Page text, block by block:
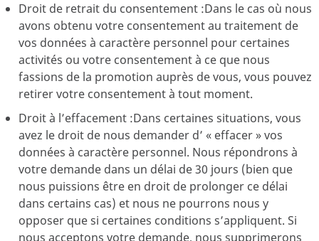
Droit de retrait du consentement :Dans le cas où nous
avons obtenu votre consentement au traitement de
vos données à caractère personnel pour certaines
activités ou votre consentement à ce que nous
fassions de la promotion auprès de vous, vous pouvez
retirer votre consentement à tout moment.
Droit à l’effacement :Dans certaines situations, vous
avez le droit de nous demander d’ « effacer » vos
données à caractère personnel. Nous répondrons à
votre demande dans un délai de 30 jours (bien que
nous puissions être en droit de prolonger ce délai
dans certains cas) et nous ne pourrons nous y
opposer que si certaines conditions s’appliquent. Si
nous acceptons votre demande, nous supprimerons